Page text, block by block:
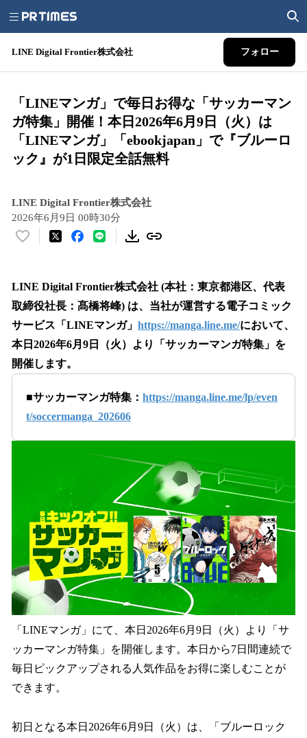
LINE Digital Frontier株式会社 フォロー
「LINEマンガ」で毎日お得な「サッカーマン
ガ特集」開催！本日2026年6月9日（火）は
「LINEマンガ」「ebookjapan」で『ブルーロ
ック』が1日限定全話無料
LINE Digital Frontier株式会社
2026年6月9日 00時30分
い
！
数
を
読
み
込
み
で
す
LINE Digital Frontier株式会社 (本社：東京都港区、代表
取締役社長：髙橋将峰) は、当社が運営する電子コミック
サービス「LINEマンガ」 https://manga.line.me/において、
本日2026年6月9日（火）より「サッカーマンガ特集」を
開催します。
■サッカーマンガ特集： https://manga.line.me/lp/even
t/soccermanga_202606
「LINEマンガ」にて、本日2026年6月9日（火）より「サ
ッカーマンガ特集」を開催します。本日から7日間連続で
毎日ピックアップされる人気作品をお得に楽しむことが
できます。
初日となる本日2026年6月9日（火）は、「ブルーロック